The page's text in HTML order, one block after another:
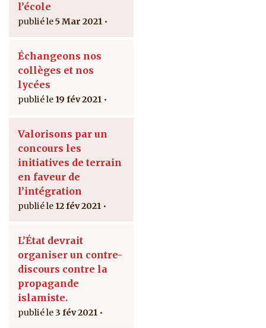
l’école
5 Mar 2021
Échangeons nos
collèges et nos
lycées
19 fév 2021
Valorisons par un
concours les
initiatives de terrain
en faveur de
l’intégration
12 fév 2021
L’État devrait
organiser un contre-
discours contre la
propagande
islamiste.
3 fév 2021